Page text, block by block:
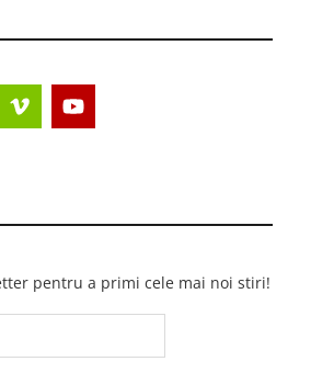
pentru a primi cele mai noi stiri!